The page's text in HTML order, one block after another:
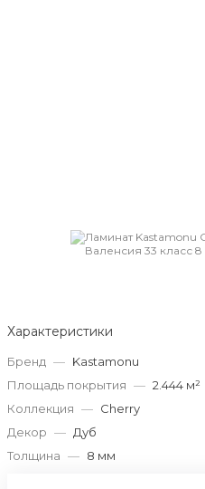
Характеристики
Бренд — Kastamonu
Площадь покрытия — 2.444 м²
Коллекция — Cherry
Декор — Дуб
Толщина — 8 мм